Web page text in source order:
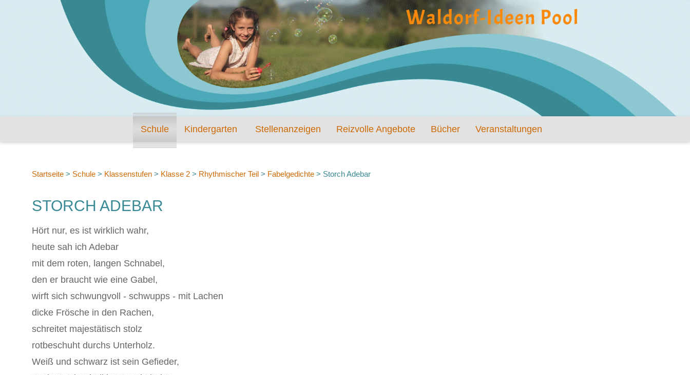
Schule Kindergarten Stellenanzeigen Reizvolle Angebote Bücher Veranstaltungen
Startseite > Schule > Klassenstufen > Klasse 2 > Rhythmischer Teil > Fabelgedichte > Storch Adebar
STORCH ADEBAR
Hört nur, es ist wirklich wahr,
heute sah ich Adebar
mit dem roten, langen Schnabel,
den er braucht wie eine Gabel,
wirft sich schwungvoll - schwupps - mit Lachen
dicke Frösche in den Rachen,
schreitet majestätisch stolz
rotbeschuht durchs Unterholz.
Weiß und schwarz ist sein Gefieder,